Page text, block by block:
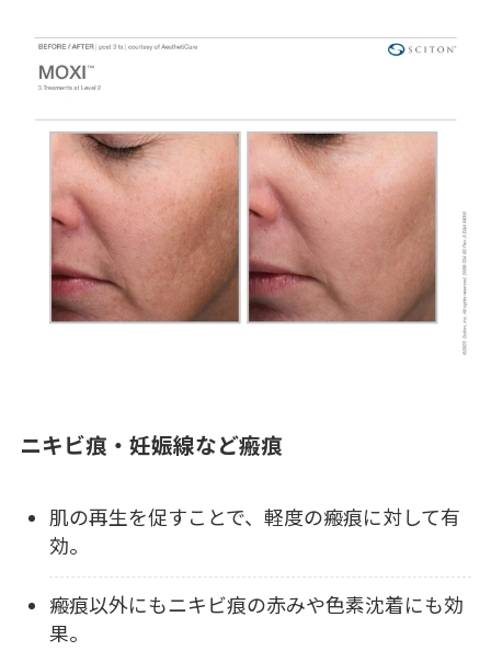
ニキビ痕・妊娠線など瘢痕
肌の再生を促すことで、軽度の瘢痕に対して有
効。
瘢痕以外にもニキビ痕の赤みや色素沈着にも効
果。